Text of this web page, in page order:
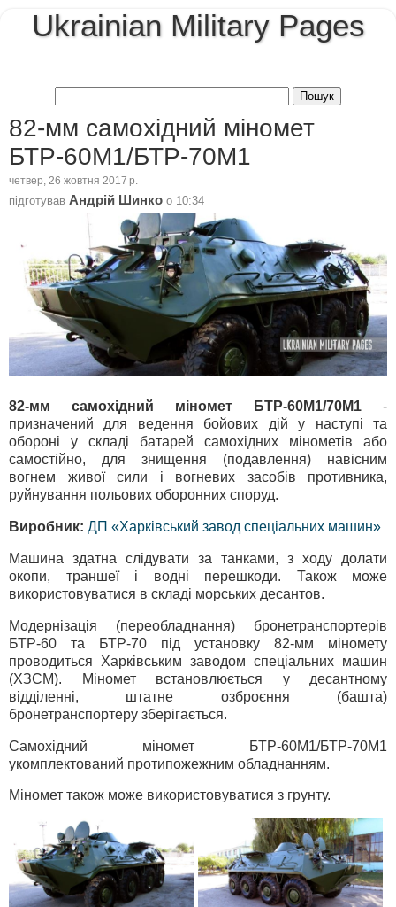
Ukrainian Military Pages
82-мм самохідний міномет
БТР-60М1/БТР-70М1
четвер, 26 жовтня 2017 р.
підготував Андрій Шинко о 10:34
82-мм самохідний міномет БТР-60М1/70М1 -
призначений для ведення бойових дій у наступі та
обороні у складі батарей самохідних мінометів або
самостійно, для знищення (подавлення) навісним
вогнем живої сили і вогневих засобів противника,
руйнування польових оборонних споруд.
Виробник: ДП «Харківський завод спеціальних машин»
Машина здатна слідувати за танками, з ходу долати
окопи, траншеї і водні перешкоди. Також може
використовуватися в складі морських десантов.
Модернізація (переобладнання) бронетранспортерів
БТР-60 та БТР-70 під установку 82-мм міномету
проводиться Харківським заводом спеціальних машин
(ХЗСМ). Міномет встановлюється у десантному
відділенні, штатне озброєння (башта)
бронетранспортеру зберігається.
Самохідний міномет БТР-60М1/БТР-70М1
укомплектований протипожежним обладнанням.
Міномет також може використовуватися з грунту.